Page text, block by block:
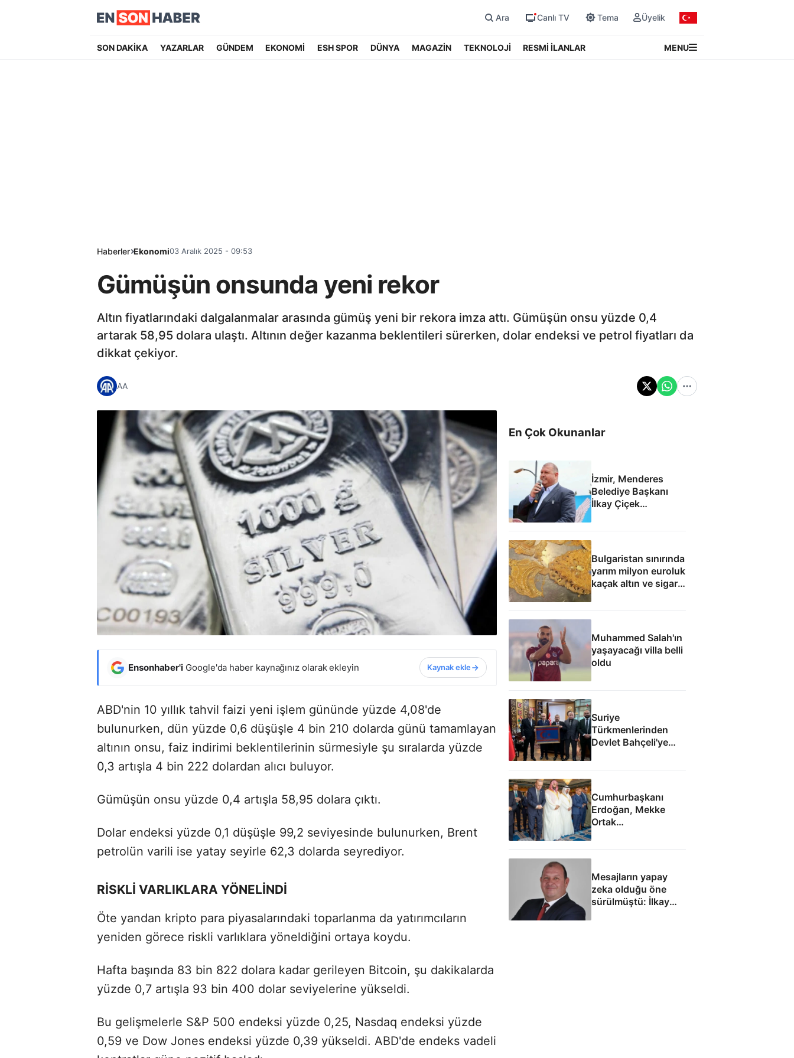
Ara Canlı TV Tema Üyelik
SON DAKİKA YAZARLAR GÜNDEM EKONOMİ ESH SPOR DÜNYA MAGAZİN TEKNOLOJİ RESMİ İLANLAR MENU
Haberler Ekonomi03 Aralık 2025 - 09:53
Gümüşün onsunda yeni rekor
Altın fiyatlarındaki dalgalanmalar arasında gümüş yeni bir rekora imza attı. Gümüşün onsu yüzde 0,4
artarak 58,95 dolara ulaştı. Altının değer kazanma beklentileri sürerken, dolar endeksi ve petrol fiyatları da
dikkat çekiyor.
AA
Ensonhaber'i Google'da haber kaynağınız olarak ekleyin Kaynak ekle
ABD'nin 10 yıllık tahvil faizi yeni işlem gününde yüzde 4,08'de
bulunurken, dün yüzde 0,6 düşüşle 4 bin 210 dolarda günü tamamlayan
altının onsu, faiz indirimi beklentilerinin sürmesiyle şu sıralarda yüzde
0,3 artışla 4 bin 222 dolardan alıcı buluyor.
Gümüşün onsu yüzde 0,4 artışla 58,95 dolara çıktı.
Dolar endeksi yüzde 0,1 düşüşle 99,2 seviyesinde bulunurken, Brent
petrolün varili ise yatay seyirle 62,3 dolarda seyrediyor.
RİSKLİ VARLIKLARA YÖNELİNDİ
Öte yandan kripto para piyasalarındaki toparlanma da yatırımcıların
yeniden görece riskli varlıklara yöneldiğini ortaya koydu.
Hafta başında 83 bin 822 dolara kadar gerileyen Bitcoin, şu dakikalarda
yüzde 0,7 artışla 93 bin 400 dolar seviyelerine yükseldi.
Bu gelişmelerle S&P 500 endeksi yüzde 0,25, Nasdaq endeksi yüzde
0,59 ve Dow Jones endeksi yüzde 0,39 yükseldi. ABD'de endeks vadeli
En Çok Okunanlar
İzmir, Menderes
Belediye Başkanı
İlkay Çiçek
Bulgaristan sınırında
yarım milyon euroluk
kaçak altın ve sigara
yakalandı
Muhammed Salah'ın
yaşayacağı villa belli
oldu
Suriye
Türkmenlerinden
Devlet Bahçeli'ye
yapılanma gündemi
Cumhurbaşkanı
Erdoğan, Mekke
Ortak
Anlaşması'ndan
kıldı
Mesajların yapay
zeka olduğu öne
sürülmüştü: İlkay